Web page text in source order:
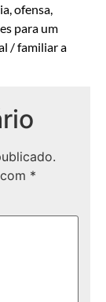
ofensa,
para um
/ familiar a
*